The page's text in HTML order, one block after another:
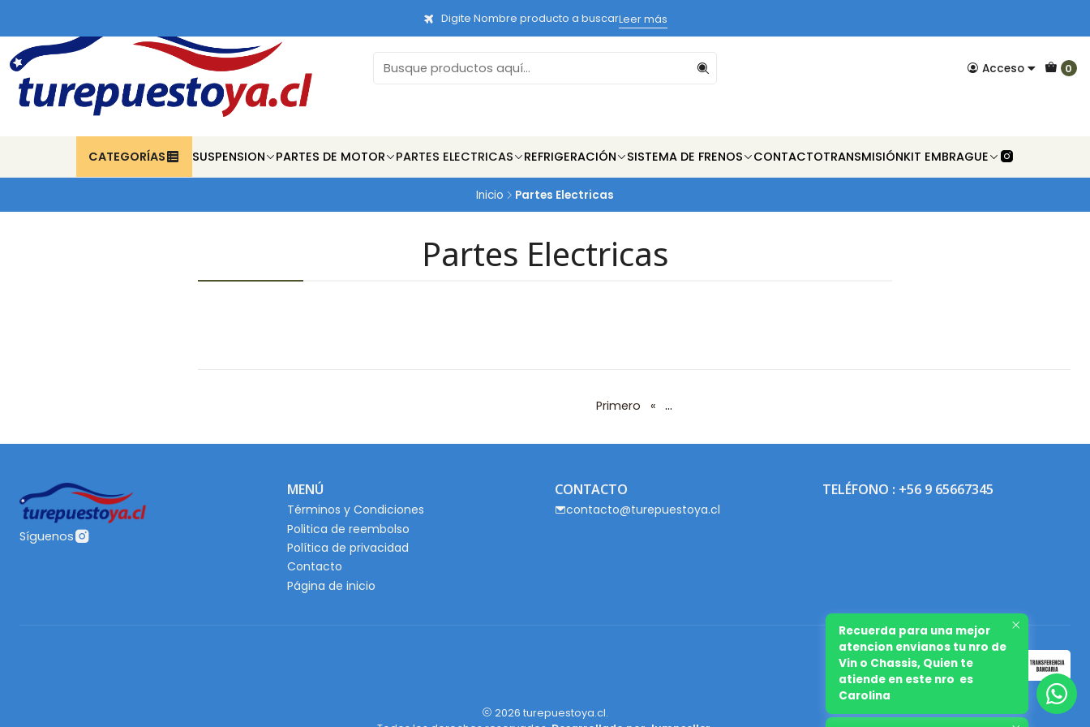
Acceso 0
CATEGORÍAS SUSPENSION PARTES DE MOTOR PARTES ELECTRICAS REFRIGERACIÓN SISTEMA DE FRENOS CONTACTOTRANSMISIÓNKIT EMBRAGUE
Digite Nombre producto a buscarLeer más
Inicio Partes Electricas
Partes Electricas
Primero « ...
Síguenos
MENÚ
Términos y Condiciones
Politica de reembolso
Política de privacidad
Contacto
Página de inicio
CONTACTO
contacto@turepuestoya.cl
TELÉFONO : +56 9 65667345
2026 turepuestoya.cl.
Recuerda para una mejor
atencion envianos tu nro de
Vin o Chassis, Quien te
atiende en este nro es
Carolina